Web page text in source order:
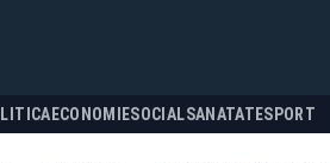
ECONOMIESOCIALSANATATESPORT